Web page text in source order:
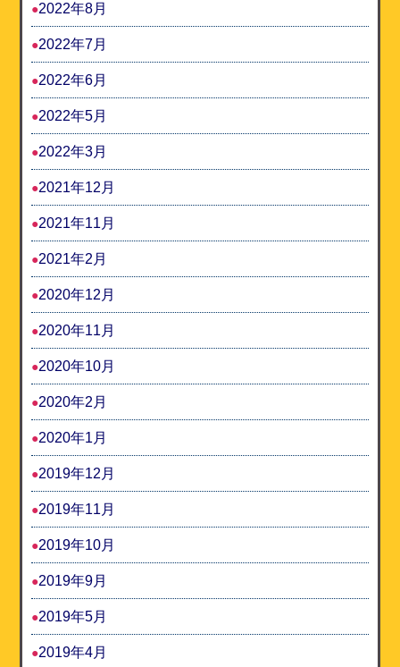
2022年8月
2022年7月
2022年6月
2022年5月
2022年3月
2021年12月
2021年11月
2021年2月
2020年12月
2020年11月
2020年10月
2020年2月
2020年1月
2019年12月
2019年11月
2019年10月
2019年9月
2019年5月
2019年4月